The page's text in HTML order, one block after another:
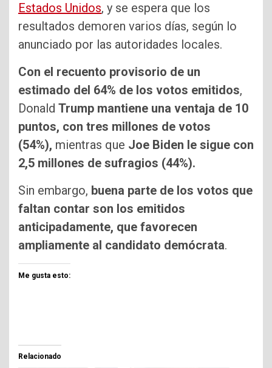
Estados Unidos, y se espera que los
resultados demoren varios días, según lo
anunciado por las autoridades locales.
Con el recuento provisorio de un
estimado del 64% de los votos emitidos,
Donald Trump mantiene una ventaja de 10
puntos, con tres millones de votos
(54%), mientras que Joe Biden le sigue con
2,5 millones de sufragios (44%).
Sin embargo, buena parte de los votos que
faltan contar son los emitidos
anticipadamente, que favorecen
ampliamente al candidato demócrata.
Me gusta esto:
Relacionado